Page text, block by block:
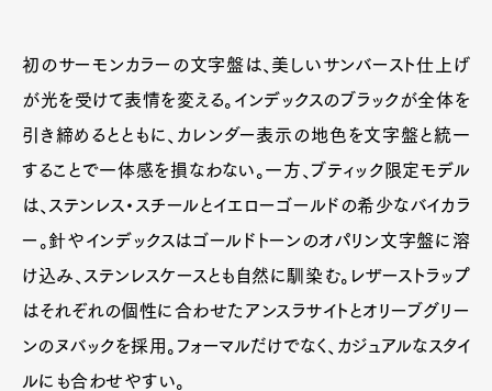
初のサーモンカラーの文字盤は、美しいサンバースト仕上げ
が光を受けて表情を変える。インデックスのブラックが全体を
引き締めるとともに、カレンダー表示の地色を文字盤と統一
することで一体感を損なわない。一方、ブティック限定モデル
は、ステンレス・スチールとイエローゴールドの希少なバイカラ
ー。針やインデックスはゴールドトーンのオパリン文字盤に溶
け込み、ステンレスケースとも自然に馴染む。レザーストラップ
はそれぞれの個性に合わせたアンスラサイトとオリーブグリー
ンのヌバックを採用。フォーマルだけでなく、カジュアルなスタイ
ルにも合わせやすい。